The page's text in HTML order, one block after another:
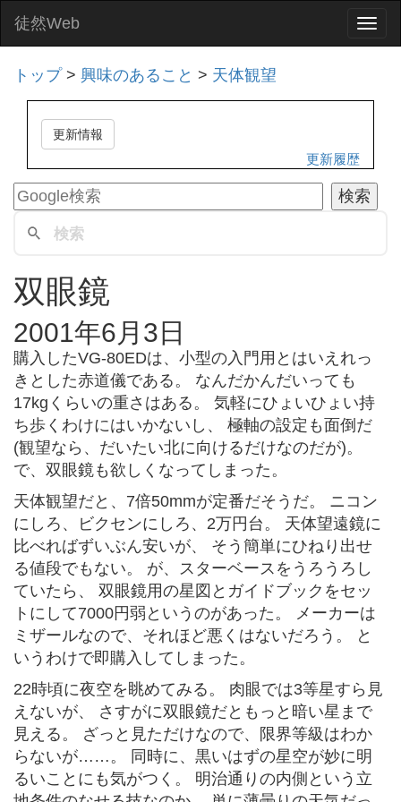
徒然Web
トップ> 興味のあること > 天体観望
更新情報
更新履歴
双眼鏡
2001年6月3日
購入したVG-80EDは、小型の入門用とはいえれっ
きとした赤道儀である。 なんだかんだいっても
17kgくらいの重さはある。 気軽にひょいひょい持
ち歩くわけにはいかないし、 極軸の設定も面倒だ
(観望なら、だいたい北に向けるだけなのだが)。
で、双眼鏡も欲しくなってしまった。
天体観望だと、7倍50mmが定番だそうだ。 ニコン
にしろ、ビクセンにしろ、2万円台。 天体望遠鏡に
比べればずいぶん安いが、 そう簡単にひねり出せ
る値段でもない。 が、スターベースをうろうろし
ていたら、 双眼鏡用の星図とガイドブックをセッ
トにして7000円弱というのがあった。 メーカーは
ミザールなので、それほど悪くはないだろう。 と
いうわけで即購入してしまった。
22時頃に夜空を眺めてみる。 肉眼では3等星すら見
えないが、 さすがに双眼鏡だともっと暗い星まで
見える。 ざっと見ただけなので、限界等級はわか
らないが……。 同時に、黒いはずの星空が妙に明
るいことにも気がつく。 明治通りの内側という立